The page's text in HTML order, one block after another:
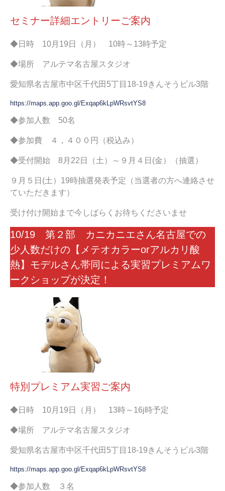
セミナー詳細エントリーご案内
◆日時 10月19日（月） 10時～13時予定
◆場所 アルテマ名古屋スタジオ
愛知県名古屋市中区千代田5丁目18-19きんそうビル3階
https://maps.app.goo.gl/Exqap6kLpWRsvtYS8
◆参加人数 50名
◆参加費 ４，４００円（税込み）
◆受付開始 8月22日（土）～９月４日(金）（抽選）
９月５日(土）19時抽選発表予定（当選者の方へ連絡させ
ていただきます）
受け付け開始まで今しばらくお待ちくださいませ
10/19 第２部 カニカニエさん名古屋での
少人数だけの【メテオカラーorアルカリ酸
熱】モデルさん帯同による実習プレミアムワ
ークショップが決定！
特別プレミアム実習ご案内
◆日時 10月19日（月） 13時～16j時予定
◆場所 アルテマ名古屋スタジオ
愛知県名古屋市中区千代田5丁目18-19きんそうビル3階
https://maps.app.goo.gl/Exqap6kLpWRsvtYS8
◆参加人数 ３名